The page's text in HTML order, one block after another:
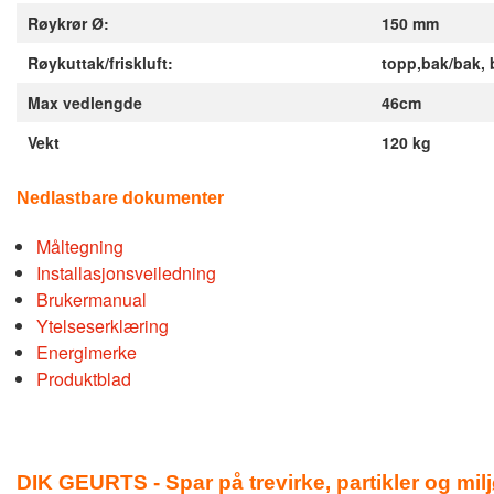
Røykrør Ø:
150 mm
Røykuttak/friskluft:
topp,bak/bak,
Max vedlengde
46cm
Vekt
120 kg
Nedlastbare dokumenter
Måltegning
Installasjonsveiledning
Brukermanual
Ytelseserklæring
Energimerke
Produktblad
DIK GEURTS - Spar på trevirke, partikler og